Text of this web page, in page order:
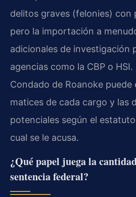
delitos graves (felonies) con
pero la importación a
adicionales de investigación
agencias como la CBP o
Condado de Roanoke puede
matices de cada cargo y las
potenciales según el
cual se le acusa.
¿Qué papel juega la
sentencia federal?